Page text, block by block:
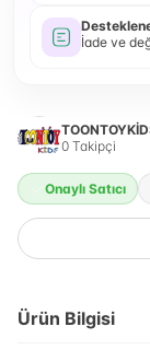
İade ve
0 Takipçi
Onaylı Satıcı
Ürün Bilgisi